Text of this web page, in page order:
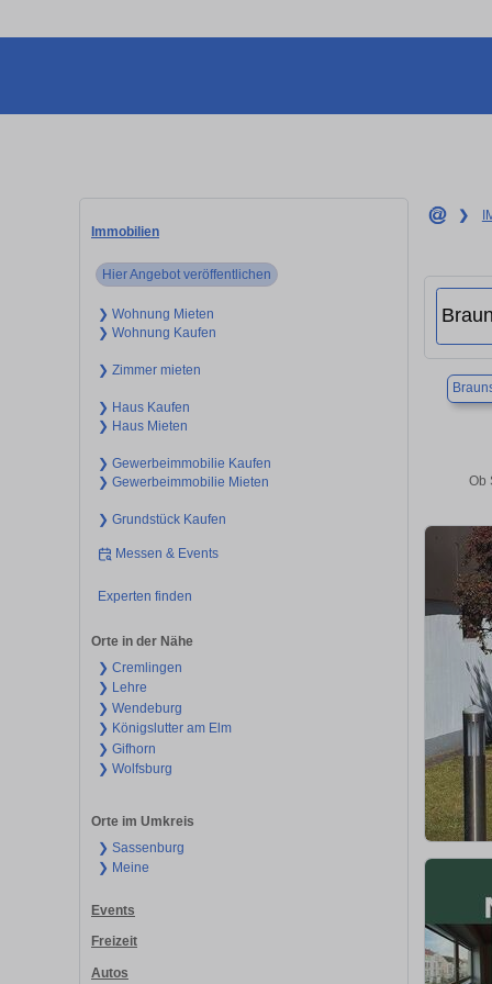
Immobilien
Hier Angebot veröffentlichen
❯ Wohnung Mieten
❯ Wohnung Kaufen
❯ Zimmer mieten
❯ Haus Kaufen
❯ Haus Mieten
❯ Gewerbeimmobilie Kaufen
❯ Gewerbeimmobilie Mieten
❯ Grundstück Kaufen
Messen & Events
Experten finden
Orte in der Nähe
❯ Cremlingen
❯ Lehre
❯ Wendeburg
❯ Königslutter am Elm
❯ Gifhorn
❯ Wolfsburg
Orte im Umkreis
❯ Sassenburg
❯ Meine
Events
Freizeit
Autos
❯
Ob